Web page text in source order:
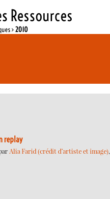
Ressources
>2010
replay
Alia Farid (crédit d’artiste et image),